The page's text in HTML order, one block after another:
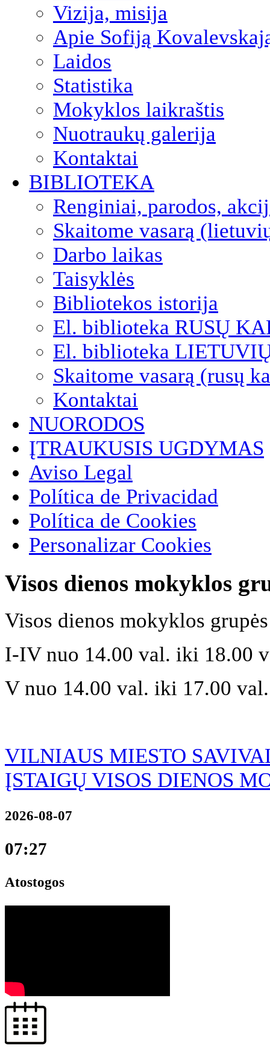
Vizija, misija
Apie Sofiją
Laidos
Statistika
Mokyklos laikraštis
Nuotraukų galerija
Kontaktai
BIBLIOTEKA
Renginiai, parodos,
Skaitome vasarą
Darbo laikas
Taisyklės
Bibliotekos istorija
El. biblioteka RUSŲ
El. biblioteka
Skaitome vasarą (rusų
Kontaktai
NUORODOS
ĮTRAUKUSIS UGDYMAS
Aviso Legal
Política de Privacidad
Política de Cookies
Personalizar Cookies
Visos dienos mokyklos
Visos dienos mokyklos
I-IV nuo 14.00 val. iki 18.00
V nuo 14.00 val. iki 17.00 val.
VILNIAUS MIESTO
ĮSTAIGŲ VISOS DIENOS
2026-08-07
07:27
Atostogos